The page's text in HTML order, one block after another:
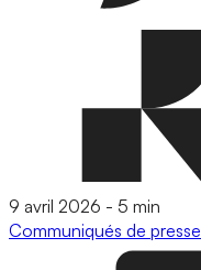
9 avril 2026 - 5 min
Communiqués de presse